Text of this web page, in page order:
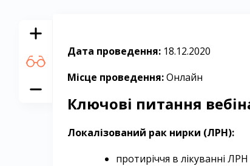
Дата проведення: 18.12.2020
Місце проведення:Онлайн
Ключові питання
Локалізований рак нирки (ЛРН):
протиріччя в лікуванні ЛРН